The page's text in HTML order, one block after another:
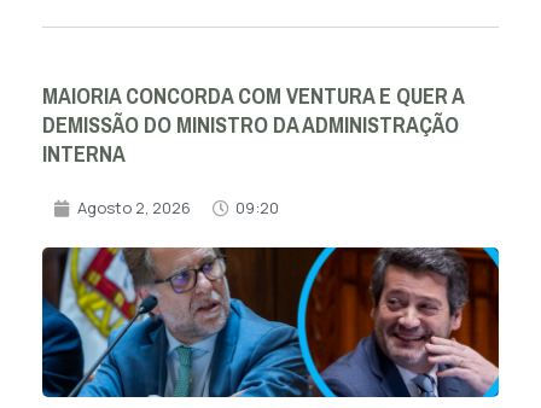
MAIORIA CONCORDA COM VENTURA E QUER A
DEMISSÃO DO MINISTRO DA ADMINISTRAÇÃO
INTERNA
Agosto 2, 2026 09:20